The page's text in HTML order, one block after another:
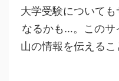
大学受験について
なるかも…。このサ
山の情報を伝えるこ